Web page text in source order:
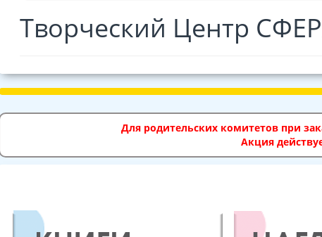
Творческий Центр
Для родительских комитетов при
Акция